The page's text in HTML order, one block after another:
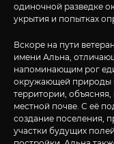
одиночной разведке
укрытия и попытках
Вскоре на пути
имени Альна,
напоминающим рог
окружающей природы
территории,
местной почве. С её
создание поселения,
участки будущих